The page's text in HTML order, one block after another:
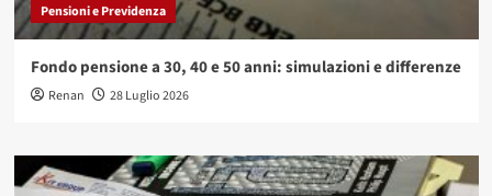
Pensioni e Previdenza
Fondo pensione a 30, 40 e 50 anni: simulazioni e differenze
Renan 28 Luglio 2026